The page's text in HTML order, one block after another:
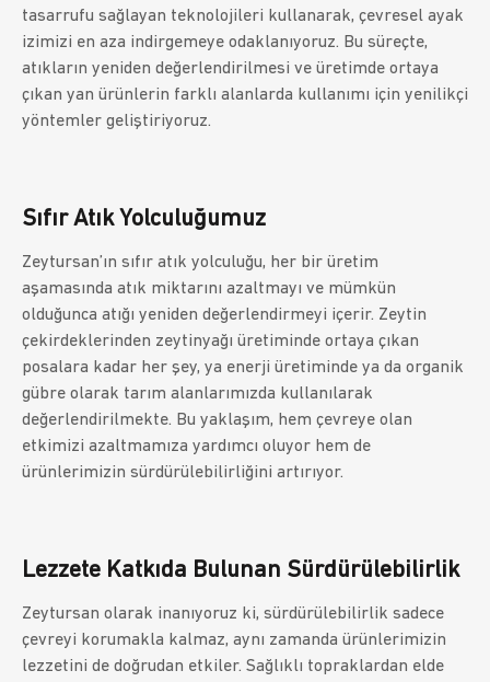
tasarrufu sağlayan teknolojileri kullanarak, çevresel ayak
izimizi en aza indirgemeye odaklanıyoruz. Bu süreçte,
atıkların yeniden değerlendirilmesi ve üretimde ortaya
çıkan yan ürünlerin farklı alanlarda kullanımı için yenilikçi
yöntemler geliştiriyoruz.
Sıfır Atık Yolculuğumuz
Zeytursan’ın sıfır atık yolculuğu, her bir üretim
aşamasında atık miktarını azaltmayı ve mümkün
olduğunca atığı yeniden değerlendirmeyi içerir. Zeytin
çekirdeklerinden zeytinyağı üretiminde ortaya çıkan
posalara kadar her şey, ya enerji üretiminde ya da organik
gübre olarak tarım alanlarımızda kullanılarak
değerlendirilmekte. Bu yaklaşım, hem çevreye olan
etkimizi azaltmamıza yardımcı oluyor hem de
ürünlerimizin sürdürülebilirliğini artırıyor.
Lezzete Katkıda Bulunan Sürdürülebilirlik
Zeytursan olarak inanıyoruz ki, sürdürülebilirlik sadece
çevreyi korumakla kalmaz, aynı zamanda ürünlerimizin
lezzetini de doğrudan etkiler. Sağlıklı topraklardan elde